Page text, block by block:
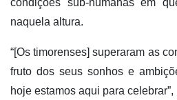
condições sub-humanas em
naquela altura.
“[Os timorenses] superaram as
fruto dos seus sonhos e
hoje estamos aqui para celebrar”,